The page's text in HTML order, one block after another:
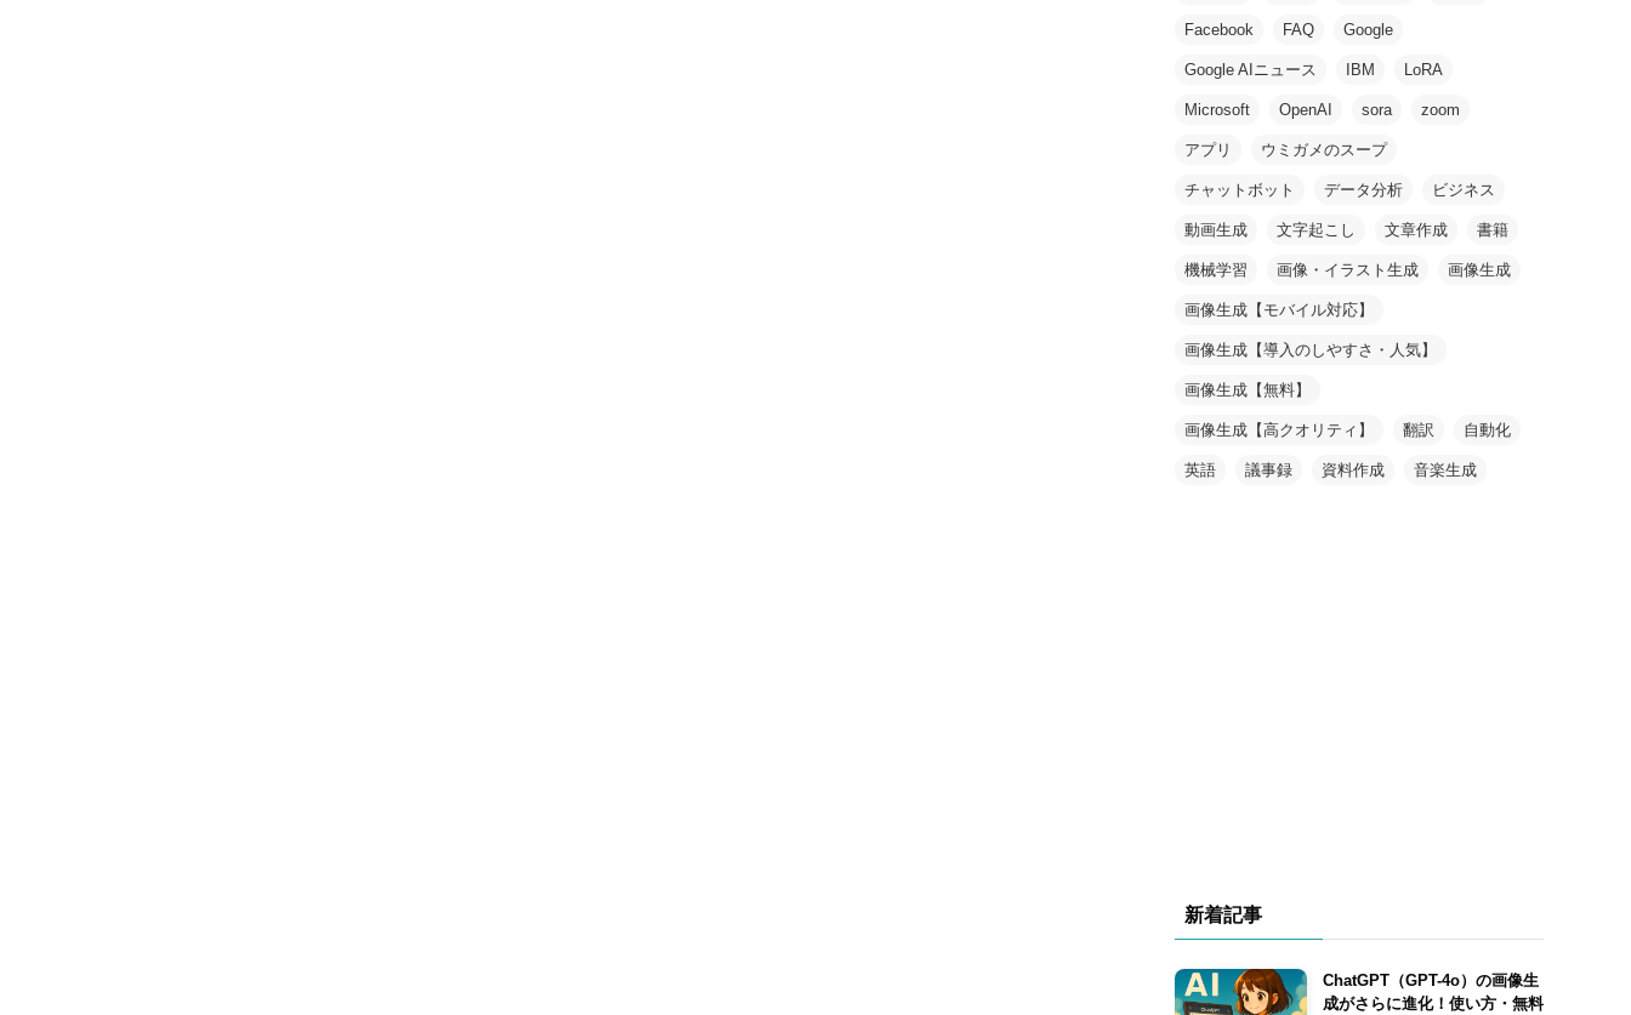
Facebook FAQ Google
Google AIニュース IBM LoRA
Microsoft OpenAI sora zoom
アプリ ウミガメのスープ
チャットボット データ分析 ビジネス
動画生成 文字起こし 文章作成 書籍
機械学習 画像・イラスト生成 画像生成
画像生成【モバイル対応】
画像生成【導入のしやすさ・人気】
画像生成【無料】
画像生成【高クオリティ】 翻訳 自動化
英語 議事録 資料作成 音楽生成
新着記事
ChatGPT（GPT-4o）の画像生
成がさらに進化！使い方・無料